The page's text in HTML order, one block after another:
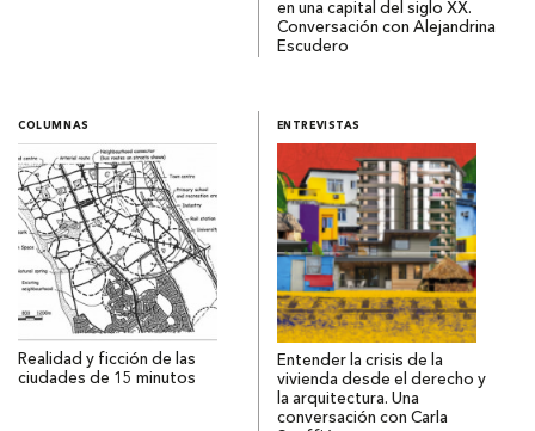
en una capital del siglo XX.
Conversación con Alejandrina
Escudero
COLUMNAS
Realidad y ficción de las
ciudades de 15 minutos
ENTREVISTAS
Entender la crisis de la
vivienda desde el derecho y
la arquitectura. Una
conversación con Carla